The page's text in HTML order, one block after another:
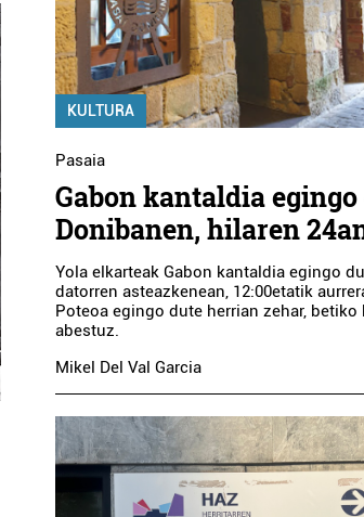
KULTURA
Pasaia
Gabon kantaldia
Donibanen, hilaren
Yola elkarteak Gabon kantaldia egingo du
datorren asteazkenean, 12:00etatik
Poteoa egingo dute herrian zehar, betiko
abestuz.
Mikel Del Val Garcia